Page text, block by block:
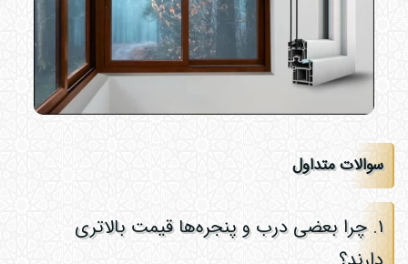
سوالات متداول
۱. چرا بعضی درب و پنجره‌ها قیمت بالاتری